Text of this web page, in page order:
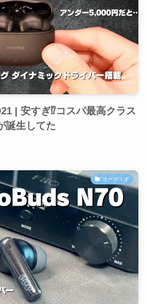
| 安すぎ⁉︎コスパ最高クラス
誕生してた
オーディオ